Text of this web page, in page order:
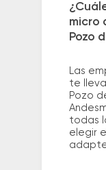
micro
Pozo
Las
te
Pozo
todas
elegir